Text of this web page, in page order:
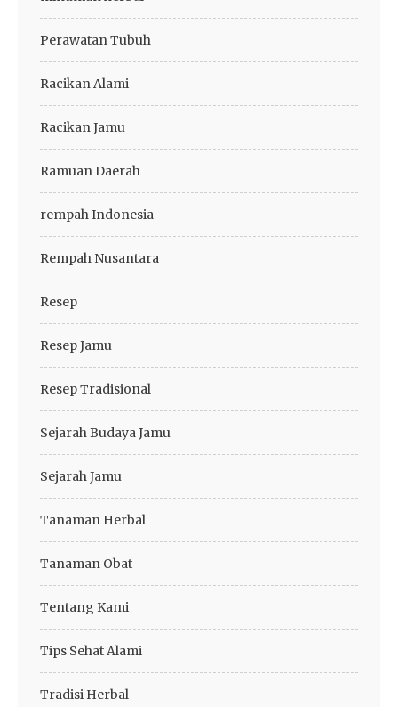
Perawatan Tubuh
Racikan Alami
Racikan Jamu
Ramuan Daerah
rempah Indonesia
Rempah Nusantara
Resep
Resep Jamu
Resep Tradisional
Sejarah Budaya Jamu
Sejarah Jamu
Tanaman Herbal
Tanaman Obat
Tentang Kami
Tips Sehat Alami
Tradisi Herbal